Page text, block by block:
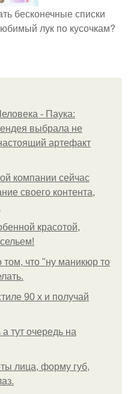
бесконечные списки
лук по кусочкам?
- Паука:
выбрала не
артефакт
компании сейчас
своего контента,
красотой,
что "ну маникюр то
90 х и получай
тут очередь на
лица, форму губ,